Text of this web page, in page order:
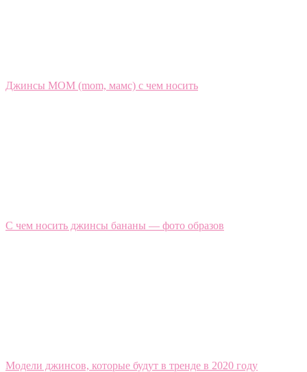
Джинсы МОМ (mom, мамс) с чем носить
C чем носить джинсы бананы — фото образов
Модели джинсов, которые будут в тренде в 2020 году